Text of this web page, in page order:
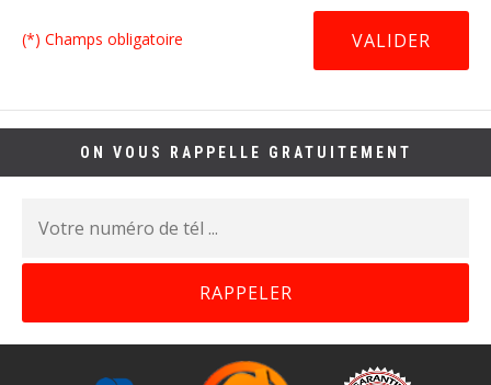
(*) Champs obligatoire
ON VOUS RAPPELLE GRATUITEMENT